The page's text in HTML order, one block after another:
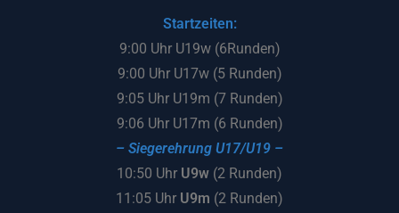
Startzeiten:
9:00 Uhr U19w (6Runden)
9:00 Uhr U17w (5 Runden)
9:05 Uhr U19m (7 Runden)
9:06 Uhr U17m (6 Runden)
– Siegerehrung U17/U19 –
10:50 Uhr U9w (2 Runden)
11:05 Uhr U9m (2 Runden)